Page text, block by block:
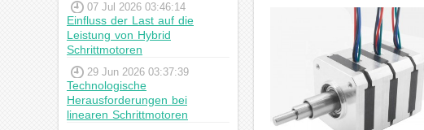
07 Jul 2026 03:46:14
Einfluss der Last auf die
Leistung von Hybrid
Schrittmotoren
29 Jun 2026 03:37:39
Technologische
Herausforderungen bei
linearen Schrittmotoren